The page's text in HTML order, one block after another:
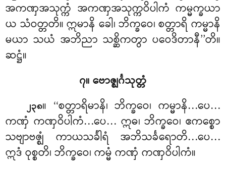
အကဏှအသုက္ကံ အကဏှအသုက္ကဝိပါကံ ကမ္မက္ခယာ
ယ သံဝတ္တတိ။ ဣမာနိ ခေါ၊ ဘိက္ခဝေ၊ စတ္တာရိ ကမ္မာနိ
မယာ သယံ အဘိညာ သစ္ဆိကတွာ ပဝေဒိတာနီ’’တိ။
ဆဋ္ဌံ။
၇။ ဗောဇ္ဈင်္ဂသုတ္တံ
၂၃၈။ ‘‘စတ္တာရိမာနိ၊ ဘိက္ခဝေ၊ ကမ္မာနိ…ပေ…
ကဏှံ ကဏှဝိပါကံ…ပေ… ဣဓ၊ ဘိက္ခဝေ၊ ဧကစ္စော
သဗျာဗဇ္ဈံ ကာယသင်္ခါရံ အဘိသင်္ခရောတိ…ပေ…
ဣဒံ ဝုစ္စတိ၊ ဘိက္ခဝေ၊ ကမ္မံ ကဏှံ ကဏှဝိပါကံ။